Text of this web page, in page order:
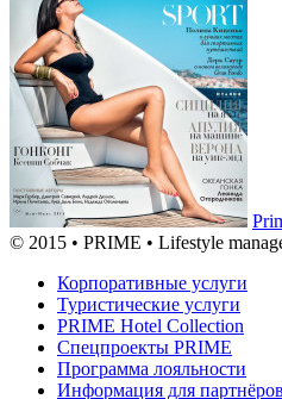
© 2015 • PRIME • Lifestyle
Корпоративные услуги
Туристические услуги
PRIME Hotel Collection
Спецпроекты PRIME
Программа лояльности
Информация для партнёров